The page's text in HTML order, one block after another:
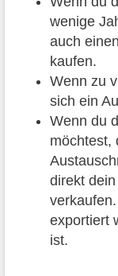
wenige
auch
kaufen.
Wenn zu
sich ein
Wenn du
möchtest,
direkt
exportiert
ist.